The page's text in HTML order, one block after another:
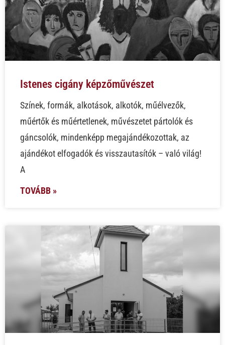
Istenes cigány képzőművészet
Színek, formák, alkotások, alkotók, műélvezők,
műértők és műértetlenek, művészetet pártolók és
gáncsolók, mindenképp megajándékozottak, az
ajándékot elfogadók és visszautasítók – való világ!
A
TOVÁBB »